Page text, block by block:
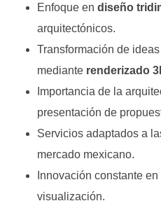
Enfoque en diseño
arquitectónicos.
Transformación de
mediante renderizado
Importancia de la
presentación de
Servicios adaptados a
mercado mexicano.
Innovación constante
visualización.